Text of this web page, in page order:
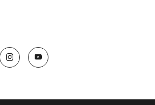
se compromete a contratar una fuerza
y a mantener una cultura inclusiva.